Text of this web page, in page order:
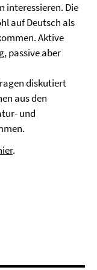
interessieren. Die
auf Deutsch als
Aktive
passive aber
diskutiert
aus den
und
.